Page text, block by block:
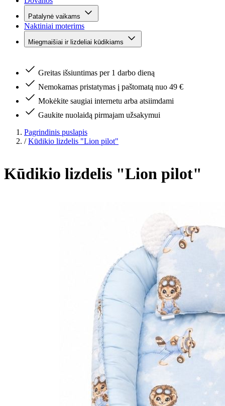
Patalynė vaikams
Naktiniai moterims
Miegmaišiai ir lizdeliai kūdikiams
Greitas išsiuntimas per 1 darbo dieną
Nemokamas pristatymas į paštomatą nuo 49 €
Mokėkite saugiai internetu arba atsiimdami
Gaukite nuolaidą pirmajam užsakymui
Pagrindinis puslapis
/ Kūdikio lizdelis "Lion pilot"
Kūdikio lizdelis "Lion pilot"